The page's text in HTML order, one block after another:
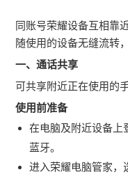
同账号荣耀设备互相靠
随使用的设备无缝流转
一、通话共享
可共享附近正在使用的
使用前准备
在电脑及附近设备上
蓝牙。
进入荣耀电脑管家，